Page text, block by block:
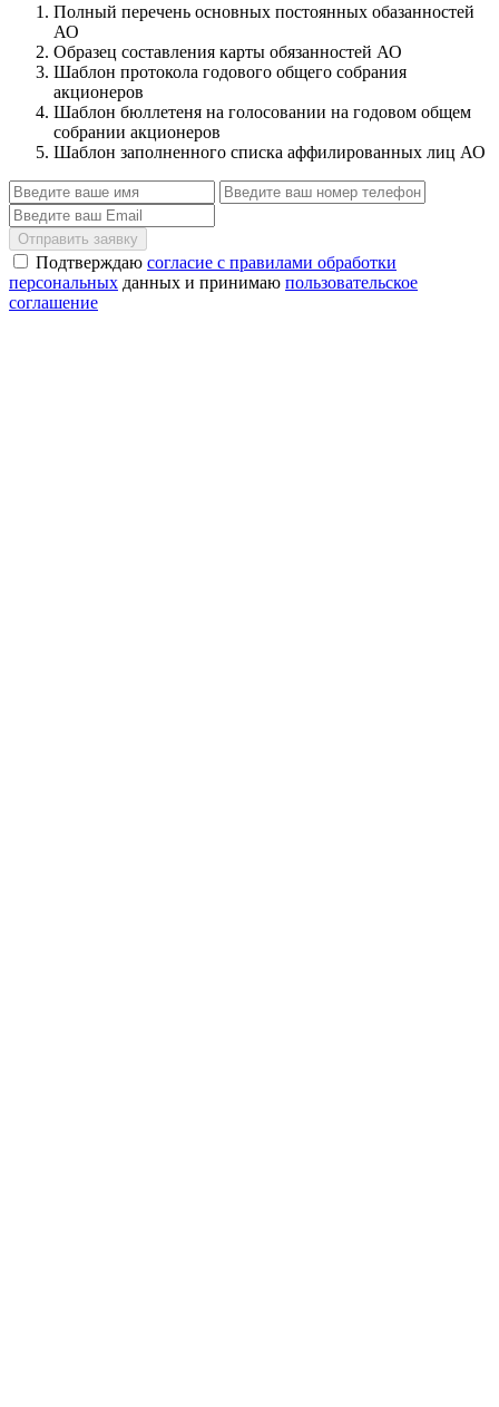
Полный перечень основных постоянных обазанностей
АО
Образец составления карты обязанностей АО
Шаблон протокола годового общего собрания
акционеров
Шаблон бюллетеня на голосовании на годовом общем
собрании акционеров
Шаблон заполненного списка аффилированных лиц АО
Отправить заявку
Подтверждаю согласие с правилами обработки
персональных данных и принимаю пользовательское
соглашение